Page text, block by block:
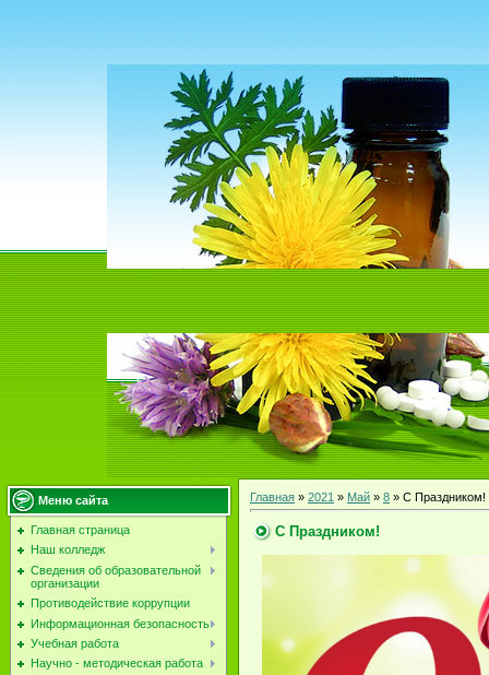
Меню сайта
Главная страница
Наш колледж
Сведения об образовательной
организации
Противодействие коррупции
Информационная безопасность
Учебная работа
Научно - методическая работа
Главная » 2021 » Май » 8 » С Праздником!
С Праздником!